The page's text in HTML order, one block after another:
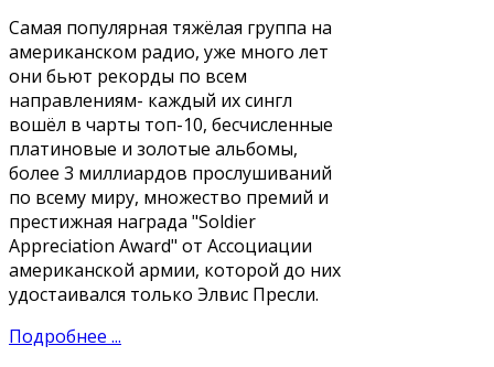
Самая популярная тяжёлая группа на
американском радио, уже много лет
они бьют рекорды по всем
направлениям- каждый их сингл
вошёл в чарты топ-10, бесчисленные
платиновые и золотые альбомы,
более 3 миллиардов прослушиваний
по всему миру, множество премий и
престижная награда "Soldier
Appreciation Award" от Ассоциации
американской армии, которой до них
удостаивался только Элвис Пресли.
Подробнее ...